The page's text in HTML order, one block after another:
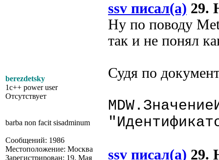
berezdetsky
1c++ power user
Отсутствует
barba non facit sisadminum
Сообщений: 1986
Местоположение: Москва
Зарегистрирован: 19. Мая
ssv писал(а) 29.
Ну по поводу
так и не понял
Судя по
ssv писал(а) 29.